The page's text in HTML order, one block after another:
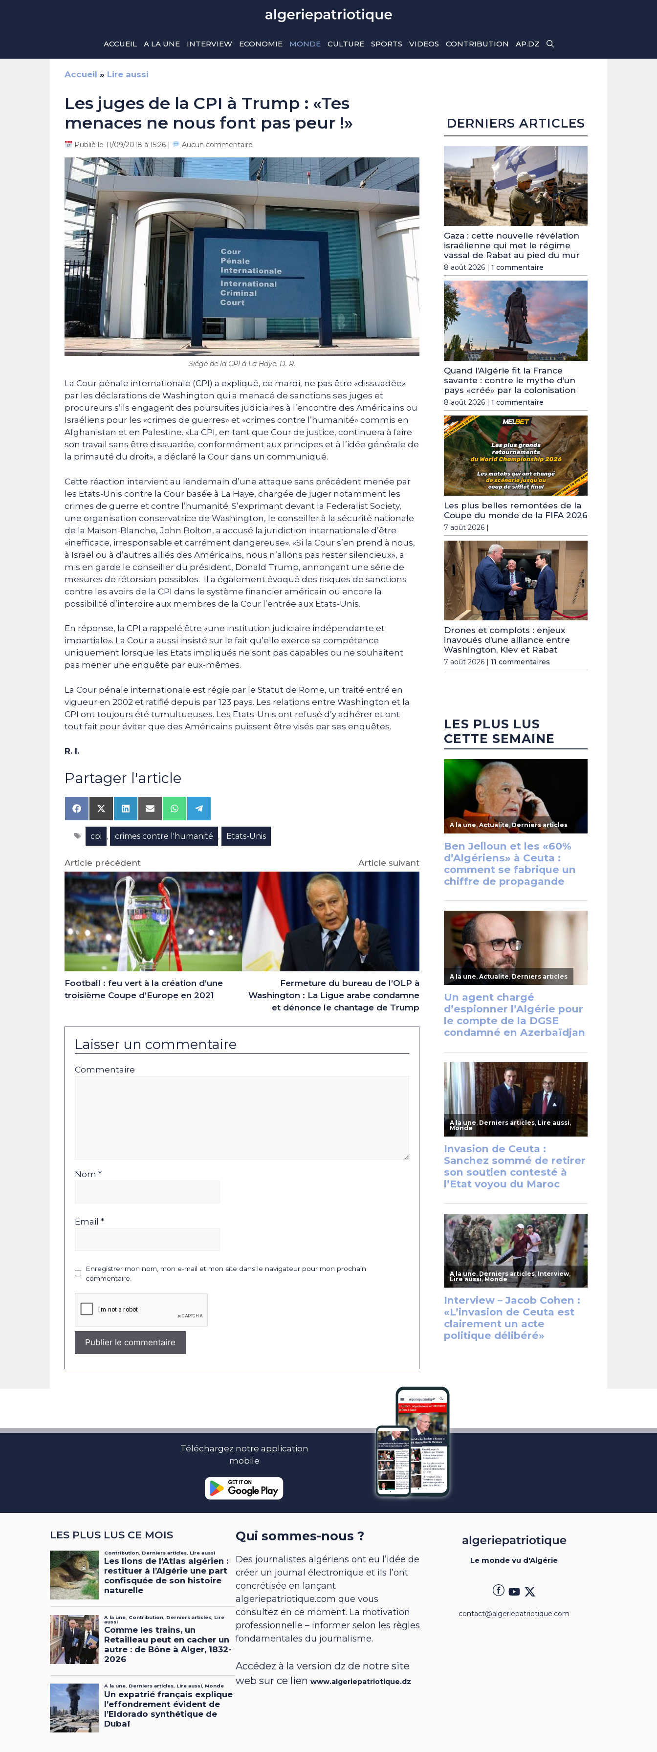
ACCUEIL A LA UNE INTERVIEW ECONOMIE MONDE CULTURE SPORTS VIDEOS CONTRIBUTION AP.DZ
Accueil » Lire aussi
Les juges de la CPI à Trump : «Tes
menaces ne nous font pas peur !»
Publié le 11/09/2018 à 15:26 | Aucun commentaire
Siège de la CPI à La Haye. D. R.
La Cour pénale internationale (CPI) a expliqué, ce mardi, ne pas être «dissuadée»
par les déclarations de Washington qui a menacé de sanctions ses juges et
procureurs s’ils engagent des poursuites judiciaires à l’encontre des Américains ou
Israéliens pour les «crimes de guerres» et «crimes contre l’humanité» commis en
Afghanistan et en Palestine. «La CPI, en tant que Cour de justice, continuera à faire
son travail sans être dissuadée, conformément aux principes et à l’idée générale de
la primauté du droit», a déclaré la Cour dans un communiqué.
Cette réaction intervient au lendemain d’une attaque sans précédent menée par
les Etats-Unis contre la Cour basée à La Haye, chargée de juger notamment les
crimes de guerre et contre l’humanité. S’exprimant devant la Federalist Society,
une organisation conservatrice de Washington, le conseiller à la sécurité nationale
de la Maison-Blanche, John Bolton, a accusé la juridiction internationale d’être
«inefficace, irresponsable et carrément dangereuse». «Si la Cour s’en prend à nous,
à Israël ou à d’autres alliés des Américains, nous n’allons pas rester silencieux», a
mis en garde le conseiller du président, Donald Trump, annonçant une série de
mesures de rétorsion possibles. Il a également évoqué des risques de sanctions
contre les avoirs de la CPI dans le système financier américain ou encore la
possibilité d’interdire aux membres de la Cour l’entrée aux Etats-Unis.
En réponse, la CPI a rappelé être «une institution judiciaire indépendante et
impartiale». La Cour a aussi insisté sur le fait qu’elle exerce sa compétence
uniquement lorsque les Etats impliqués ne sont pas capables ou ne souhaitent
pas mener une enquête par eux-mêmes.
La Cour pénale internationale est régie par le Statut de Rome, un traité entré en
vigueur en 2002 et ratifié depuis par 123 pays. Les relations entre Washington et la
CPI ont toujours été tumultueuses. Les Etats-Unis ont refusé d’y adhérer et ont
tout fait pour éviter que des Américains puissent être visés par ses enquêtes.
R. I.
Partager l'article
Share
on
Facebook
Share
on
X
(Twitter)
Share
on
LinkedIn
Share
on
Email
Share
on
WhatsApp
Share
on
Telegram
Étiquettes
cpi , crimes contre l'humanité , Etats-Unis
Article précédent
Football : feu vert à la création d’une
troisième Coupe d’Europe en 2021
Article suivant
Fermeture du bureau de l’OLP à
Washington : La Ligue arabe condamne
et dénonce le chantage de Trump
Laisser un commentaire
Commentaire
Nom *
Email *
Enregistrer mon nom, mon e-mail et mon site dans le navigateur pour mon prochain
commentaire.
DERNIERS ARTICLES
Gaza : cette nouvelle révélation
israélienne qui met le régime
vassal de Rabat au pied du mur
8 août 2026 | 1 commentaire
Quand l’Algérie fit la France
savante : contre le mythe d’un
pays «créé» par la colonisation
8 août 2026 | 1 commentaire
Les plus belles remontées de la
Coupe du monde de la FIFA 2026
7 août 2026 |
Drones et complots : enjeux
inavoués d’une alliance entre
Washington, Kiev et Rabat
7 août 2026 | 11 commentaires
LES PLUS LUS
CETTE SEMAINE
Téléchargez notre application
mobile
LES PLUS LUS CE MOIS Qui sommes-nous ?
Des journalistes algériens ont eu l’idée de
créer un journal électronique et ils l’ont
concrétisée en lançant
algeriepatriotique.com que vous
consultez en ce moment. La motivation
professionnelle – informer selon les règles
fondamentales du journalisme.
Accédez à la version dz de notre site
web sur ce lienwww.algeriepatriotique.dz
Le monde vu d'Algérie
contact@algeriepatriotique.com